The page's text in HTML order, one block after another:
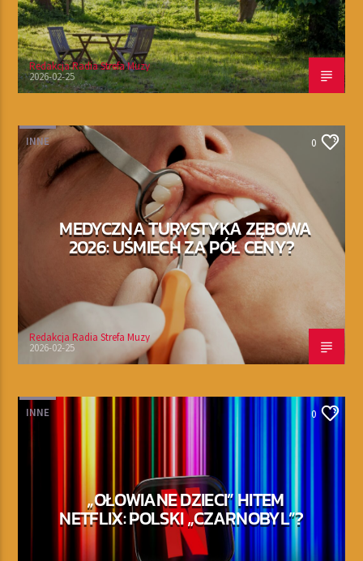
Redakcja Radia Strefa Muzy
2026-02-25
INNE 0
MEDYCZNA TURYSTYKA ZĘBOWA
2026: UŚMIECH ZA PÓŁ CENY?
Redakcja Radia Strefa Muzy
2026-02-25
INNE 0
„OŁOWIANE DZIECI” HITEM
NETFLIX: POLSKI „CZARNOBYL”?